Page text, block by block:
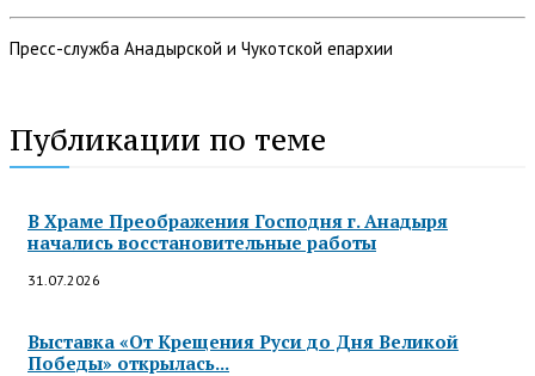
Пресс-служба Анадырской и Чукотской епархии
Публикации по теме
В Храме Преображения Господня г. Анадыря
начались восстановительные работы
31.07.2026
Выставка «От Крещения Руси до Дня Великой
Победы» открылась...